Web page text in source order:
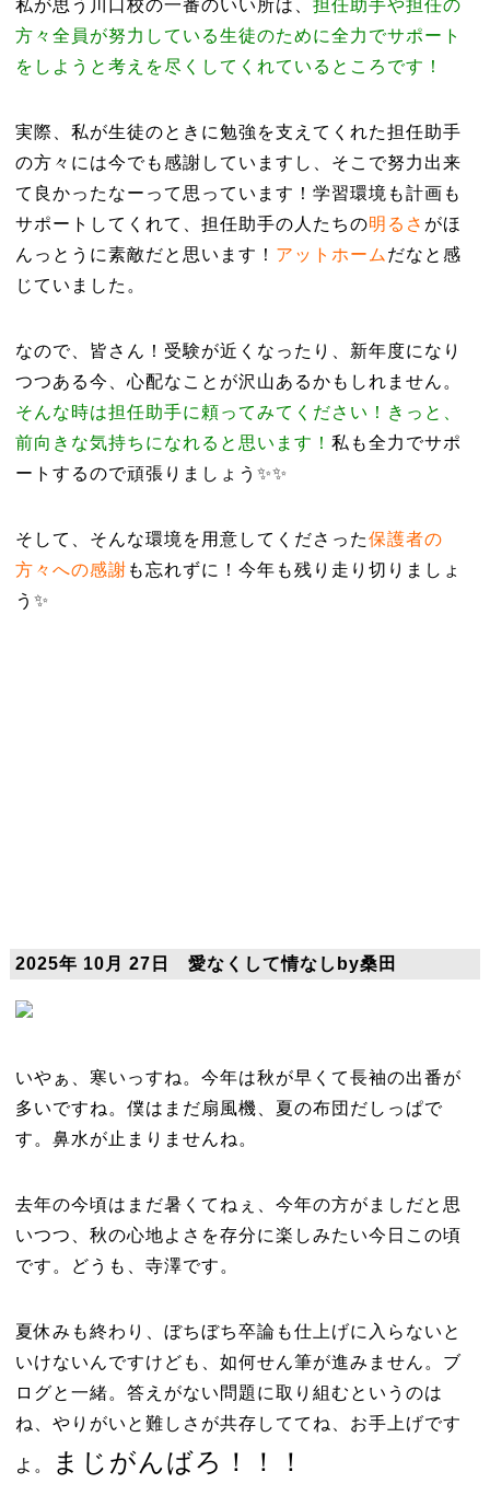
私が思う川口校の一番のいい所は、 担任助手や担任の
方々全員が努力している生徒のために全力でサポート
をしようと考えを尽くしてくれているところです！
実際、私が生徒のときに勉強を支えてくれた担任助手
の方々には今でも感謝していますし、そこで努力出来
て良かったなーって思っています！ 学習環境も計画も
サポートしてくれて、担任助手の人たちの明るさ がほ
んっとうに素敵だと思います！ アットホーム だなと感
じていました。
なので、皆さん！受験が近くなったり、新年度になり
つつある今、心配なことが沢山あるかもしれません。
そんな時は担任助手に頼ってみてください ！ きっと、
前向きな気持ちになれると思います！ 私も全力でサポ
ートするので頑張りましょう✨✨
そして、そんな環境を用意してくださった保護者の
方々への感謝 も忘れずに！ 今年も残り走り切りましょ
う✨
2025年 10月 27日 愛なくして情なしby桑田
いやぁ、寒いっすね。今年は秋が早くて長袖の出番が
多いですね。僕はまだ扇風機、夏の布団だしっぱで
す。鼻水が止まりませんね。
去年の今頃はまだ暑くてねぇ、今年の方がましだと思
いつつ、秋の心地よさを存分に楽しみたい今日この頃
です。どうも、寺澤です。
夏休みも終わり、ぼちぼち卒論も仕上げに入らないと
いけないんですけども、如何せん筆が進みません。ブ
ログと一緒。答えがない問題に取り組むというのは
ね、やりがいと難しさが共存しててね、お手上げです
よ。 まじがんばろ！！！